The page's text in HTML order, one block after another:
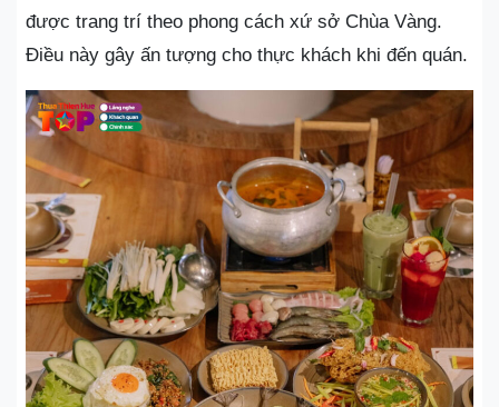
được trang trí theo phong cách xứ sở Chùa Vàng.
Điều này gây ấn tượng cho thực khách khi đến quán.